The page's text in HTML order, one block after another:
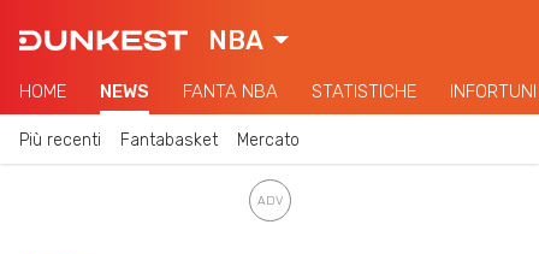
NBA
HOME NEWS FANTA NBA STATISTICHE INFORTUNI
Più recenti Fantabasket Mercato